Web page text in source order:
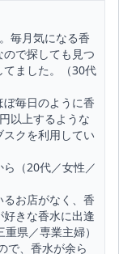
毎月気になる香
で探しても見つ
ました。（30代
毎日のように香
以上するような
クを利用してい
（20代／女性／
お店がなく、香
きな香水に出逢
県／専業主婦）
で、香水が余ら